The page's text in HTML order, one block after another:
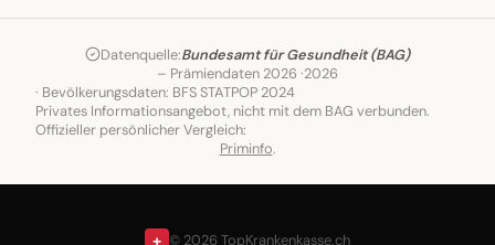
Datenquelle:Bundesamt für Gesundheit (BAG)
– Prämiendaten 2026 ·2026
· Bevölkerungsdaten: BFS STATPOP 2024
Privates Informationsangebot, nicht mit dem BAG verbunden.
Offizieller persönlicher Vergleich:
Priminfo.
+ © 2026 TopKrankenkasse.ch